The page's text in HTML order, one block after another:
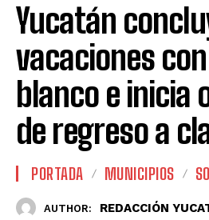
Yucatán
vacaciones
blanco e inicia
de regreso a
PORTADA MUNICIPIOS
AUTHOR: REDACCIÓN